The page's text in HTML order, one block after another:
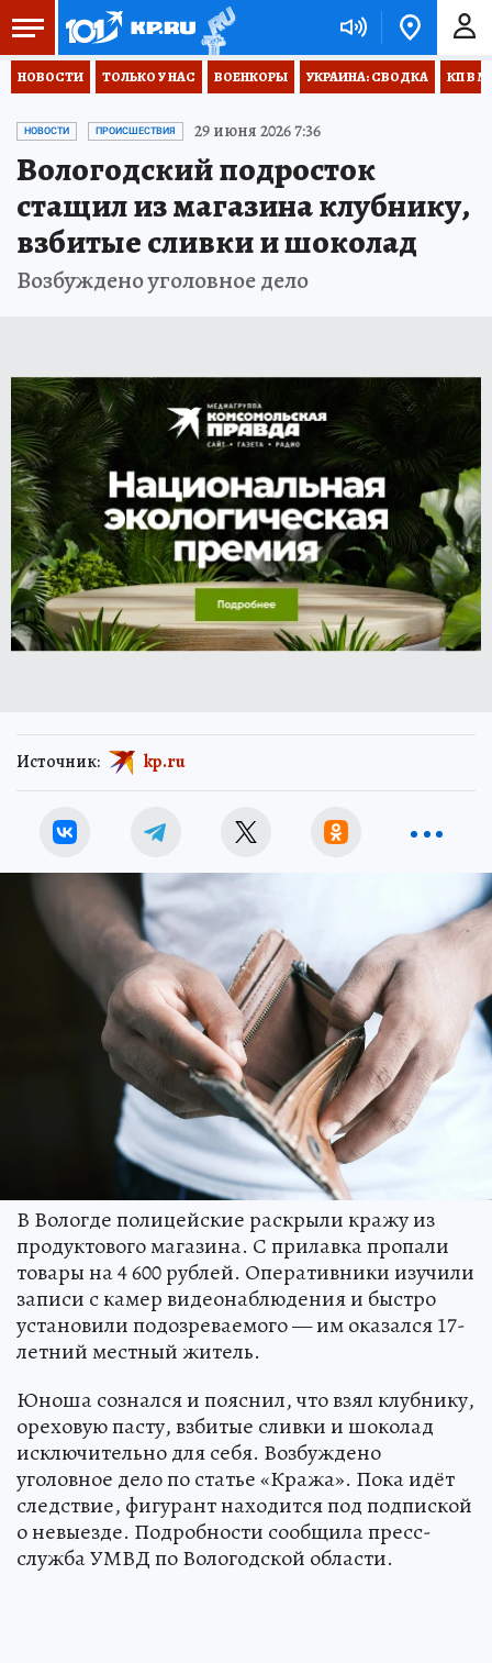
НОВОСТИ ТОЛЬКО У НАС ВОЕНКОРЫ УКРАИНА: СВОДКА КП В
НОВОСТИ ПРОИСШЕСТВИЯ 29 июня 2026 7:36
Вологодский подросток
стащил из магазина клубнику,
взбитые сливки и шоколад
Возбуждено уголовное дело
Источник: kp.ru
В Вологде полицейские раскрыли кражу из
продуктового магазина. С прилавка пропали
товары на 4 600 рублей. Оперативники изучили
записи с камер видеонаблюдения и быстро
установили подозреваемого — им оказался 17-
летний местный житель.
Юноша сознался и пояснил, что взял клубнику,
ореховую пасту, взбитые сливки и шоколад
исключительно для себя. Возбуждено
уголовное дело по статье «Кража». Пока идёт
следствие, фигурант находится под подпиской
о невыезде. Подробности сообщила пресс-
служба УМВД по Вологодской области.